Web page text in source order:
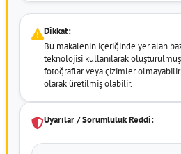
Dikkat:
Bu makalenin içeriğinde yer alan
teknolojisi kullanılarak
fotoğraflar veya çizimler olmayabilir
olarak üretilmiş olabilir.
Uyarılar / Sorumluluk Reddi: